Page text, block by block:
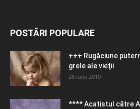
POSTĂRI POPULARE
+++ Rugăciune
grele ale vieţii
28 iulie 2010
**** Acatistul către